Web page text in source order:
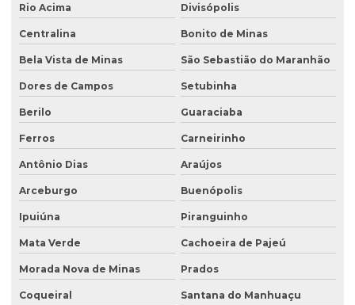
Rio Acima Divisópolis
Centralina Bonito de Minas
Bela Vista de Minas São Sebastião do Maranhão
Dores de Campos Setubinha
Berilo Guaraciaba
Ferros Carneirinho
Antônio Dias Araújos
Arceburgo Buenópolis
Ipuiúna Piranguinho
Mata Verde Cachoeira de Pajeú
Morada Nova de Minas Prados
Coqueiral Santana do Manhuaçu